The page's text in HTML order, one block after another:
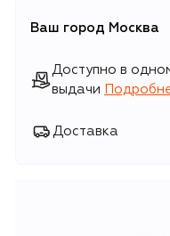
Ваш город Москва
Доступно в
выдачи
Доставка